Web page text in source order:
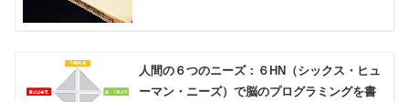
人間の６つのニーズ：６HN（シックス・ヒュ
ーマン・ニーズ）で脳のプログラミングを書